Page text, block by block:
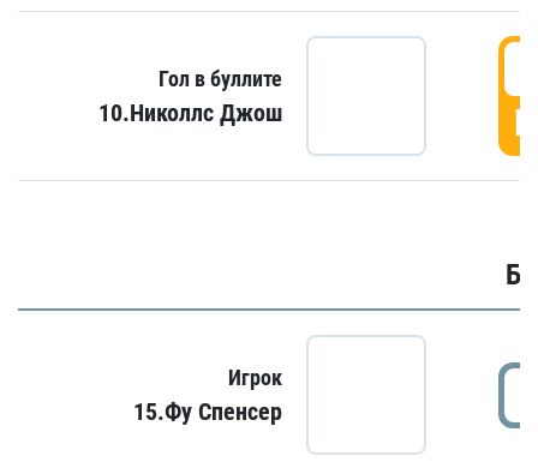
Гол в буллите
10.Николлс Джош
Игрок
15.Фу Спенсер